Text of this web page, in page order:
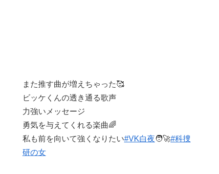
また推す曲が増えちゃった🥰
ビッケくんの透き通る歌声
力強いメッセージ
勇気を与えてくれる楽曲🌈
私も前を向いて強くなりたい#VK白夜🧑‍🚀#科捜
研の女